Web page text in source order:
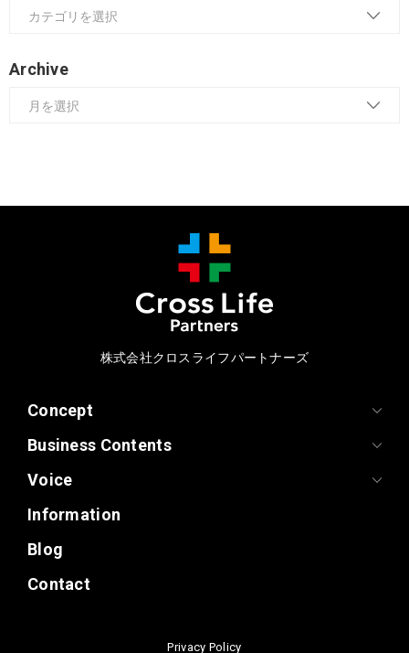
Archive
株式会社クロスライフパートナーズ
Concept
Business Contents
Voice
Information
Blog
Contact
Privacy Policy